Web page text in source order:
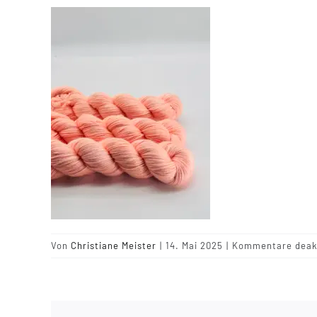
Von Christiane Meister | 14. Mai 2025 | Kommentare